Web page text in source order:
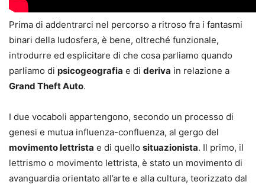
Prima di addentrarci nel percorso a ritroso fra i fantasmi
binari della ludosfera, è bene, oltreché funzionale,
introdurre ed esplicitare di che cosa parliamo quando
parliamo di psicogeografia e di deriva in relazione a
Grand Theft Auto.
I due vocaboli appartengono, secondo un processo di
genesi e mutua influenza-confluenza, al gergo del
movimento lettrista e di quello situazionista. Il primo, il
lettrismo o movimento lettrista, è stato un movimento di
avanguardia orientato all’arte e alla cultura, teorizzato dal